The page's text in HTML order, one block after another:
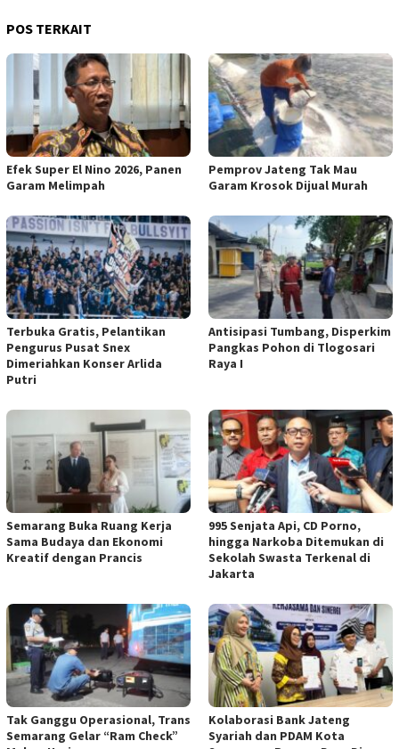
POS TERKAIT
Efek Super El Nino 2026, Panen
Garam Melimpah
Pemprov Jateng Tak Mau
Garam Krosok Dijual Murah
Terbuka Gratis, Pelantikan
Pengurus Pusat Snex
Dimeriahkan Konser Arlida
Putri
Antisipasi Tumbang, Disperkim
Pangkas Pohon di Tlogosari
Raya I
Semarang Buka Ruang Kerja
Sama Budaya dan Ekonomi
Kreatif dengan Prancis
995 Senjata Api, CD Porno,
hingga Narkoba Ditemukan di
Sekolah Swasta Terkenal di
Jakarta
Tak Ganggu Operasional, Trans
Semarang Gelar “Ram Check”
Kolaborasi Bank Jateng
Syariah dan PDAM Kota